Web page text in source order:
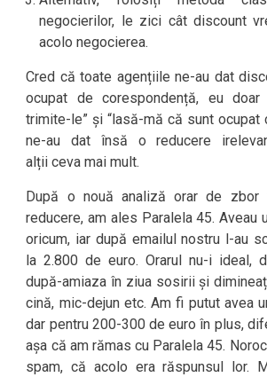
negocierilor, le zici cât discount
acolo negocierea.
Cred că toate agențiile ne-au dat
ocupat de corespondență, eu doar
trimite-le” și “lasă-mă că sunt ocupat
ne-au dat însă o reducere
alții ceva mai mult.
După o nouă analiză orar de zbor
reducere, am ales Paralela 45. Aveau
oricum, iar după emailul nostru l-au
la 2.800 de euro. Orarul nu-i ideal,
după-amiaza în ziua sosirii și
cină, mic-dejun etc. Am fi putut avea
dar pentru 200-300 de euro în plus,
așa că am rămas cu Paralela 45.
spam, că acolo era răspunsul lor.